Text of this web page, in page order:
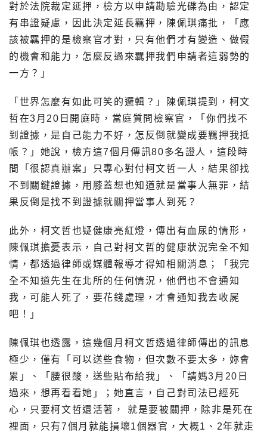
對於法院裁定延押，檢方以申請勘驗光碟為由，認定
有串證疑慮，因此決定延長羈押，陳佩琪痛批，「應
該被羈押的是檢察官才對，只有他們才有變造、做假
的機會和能力，怎麼反過來羈押我們申請者這弱勢的
一方？」
「世界怎麼有如此可笑的邏輯？」陳佩琪提到，柯文
哲在3月20日開庭時，當庭質問檢察官，「你們找不
到證據，是自己能力不好，怎反倒就變成要羈押我抵
帳？」她說，檢方這7個月傳訊80多名證人，這段時
間「很認真辦案」只專心對付柯文哲一人，結果卻找
不到關鍵證據，用膝蓋想也知道就是當事人無罪，結
果反倒是找不到證據就關押當事人到死？
此外，柯文哲也疑健康亮紅燈，傳出有血尿的情形，
陳佩琪擔憂表示，自己對柯文哲的健康狀況完全不知
情，都透過律師或媒體報導才得知相關消息；「我完
全不知道先生在北所的任何情況，他們也不會通知
我，可能人死了，要花錢處理，才會通知我去收屍
吧！」
陳佩琪也透露，這幾個月柯文哲透過律師傳出的訊息
極少，僅有「可以送些食物，但次數不要太多，妳會
累」、「腰很酸，送些貼布給我」、「請媽3月20日
過來，想再看看她」；她直言，自己對司法已經死
心，只要柯文哲還活著， 就是要被關押，除非是死在
裡面，只有7個月就能損壞1個器官，大概1、2年就走